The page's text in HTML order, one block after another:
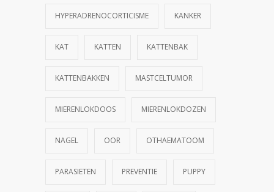
HYPERADRENOCORTICISME KANKER
KAT KATTEN KATTENBAK
KATTENBAKKEN MASTCELTUMOR
MIERENLOKDOOS MIERENLOKDOZEN
NAGEL OOR OTHAEMATOOM
PARASIETEN PREVENTIE PUPPY